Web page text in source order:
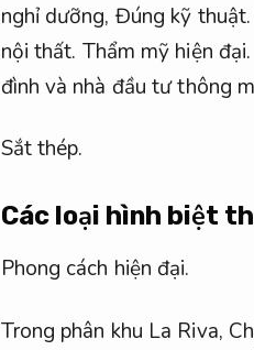
nghỉ dưỡng, Đúng kỹ thuật.
nội thất. Thẩm mỹ hiện đại.
đình và nhà đầu tư thông
Sắt thép.
Các loại hình biệt
Phong cách hiện đại.
Trong phân khu La Riva,